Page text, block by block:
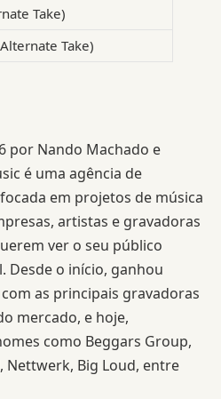
Take)
Take)
por Nando Machado e
é uma agência de
em projetos de música
artistas e gravadoras
ver o seu público
Desde o início, ganhou
as principais gravadoras
mercado, e hoje,
como Beggars Group,
Nettwerk, Big Loud, entre